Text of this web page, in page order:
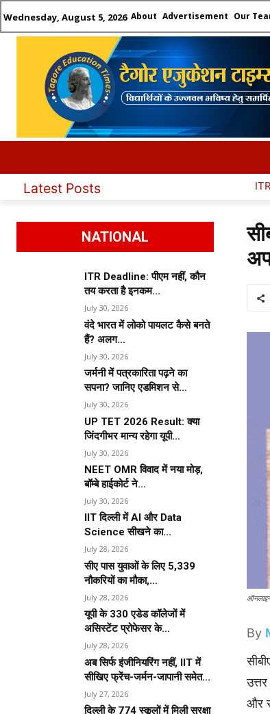
Wednesday, August 5, 2026 About Advertisement Our
Latest Posts ITR Deadline: पीएम
NATIONAL
ITR Deadline: पीएम नहीं, कौन
तय करता है इनकम...
July 30, 2026
वंदे भारत में लोको पायलट कैसे बनते
हैं? अलग...
July 30, 2026
जर्मनी में पत्रकारिता पढ़ने का
सपना? जानिए एडमिशन से...
July 30, 2026
UP TET 2026 Result: क्या
जिंदगीभर मान्य रहेगा यूपी...
July 30, 2026
NEET OMR विवाद में नया मोड़,
बॉम्बे हाईकोर्ट ने...
July 30, 2026
IIT दिल्ली में AI और Data
Science सीखने का...
July 28, 2026
सीए पास युवाओं के लिए 5,339
नौकरियों का मौका,...
July 28, 2026
यूपी के 330 एडेड कॉलेजों में
असिस्टेंट प्रोफेसर के...
July 28, 2026
अब सिर्फ इंजीनियरिंग नहीं, IIT में
सीखिए फ्रेंच-जर्मन-जापानी समेत...
July 27, 2026
दिल्ली के 774 स्कूलों में मिली सुरक्षा
By
और